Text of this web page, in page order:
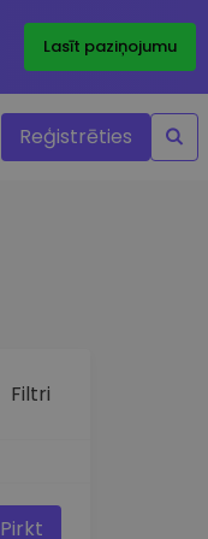
Lasīt paziņojumu
Reģistrēties
Filtri
Pirkt